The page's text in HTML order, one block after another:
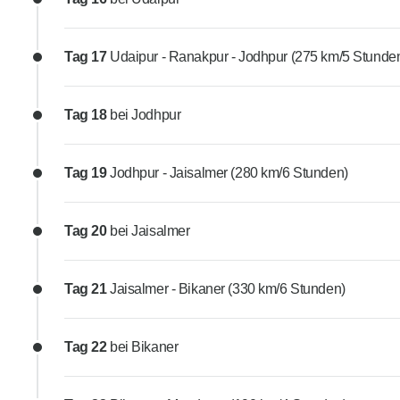
Tag 17 Udaipur - Ranakpur - Jodhpur (275 km/5
Tag 18 bei Jodhpur
Tag 19Jodhpur - Jaisalmer (280 km/6 Stunden)
Tag 20 bei Jaisalmer
Tag 21Jaisalmer - Bikaner (330 km/6 Stunden)
Tag 22 bei Bikaner